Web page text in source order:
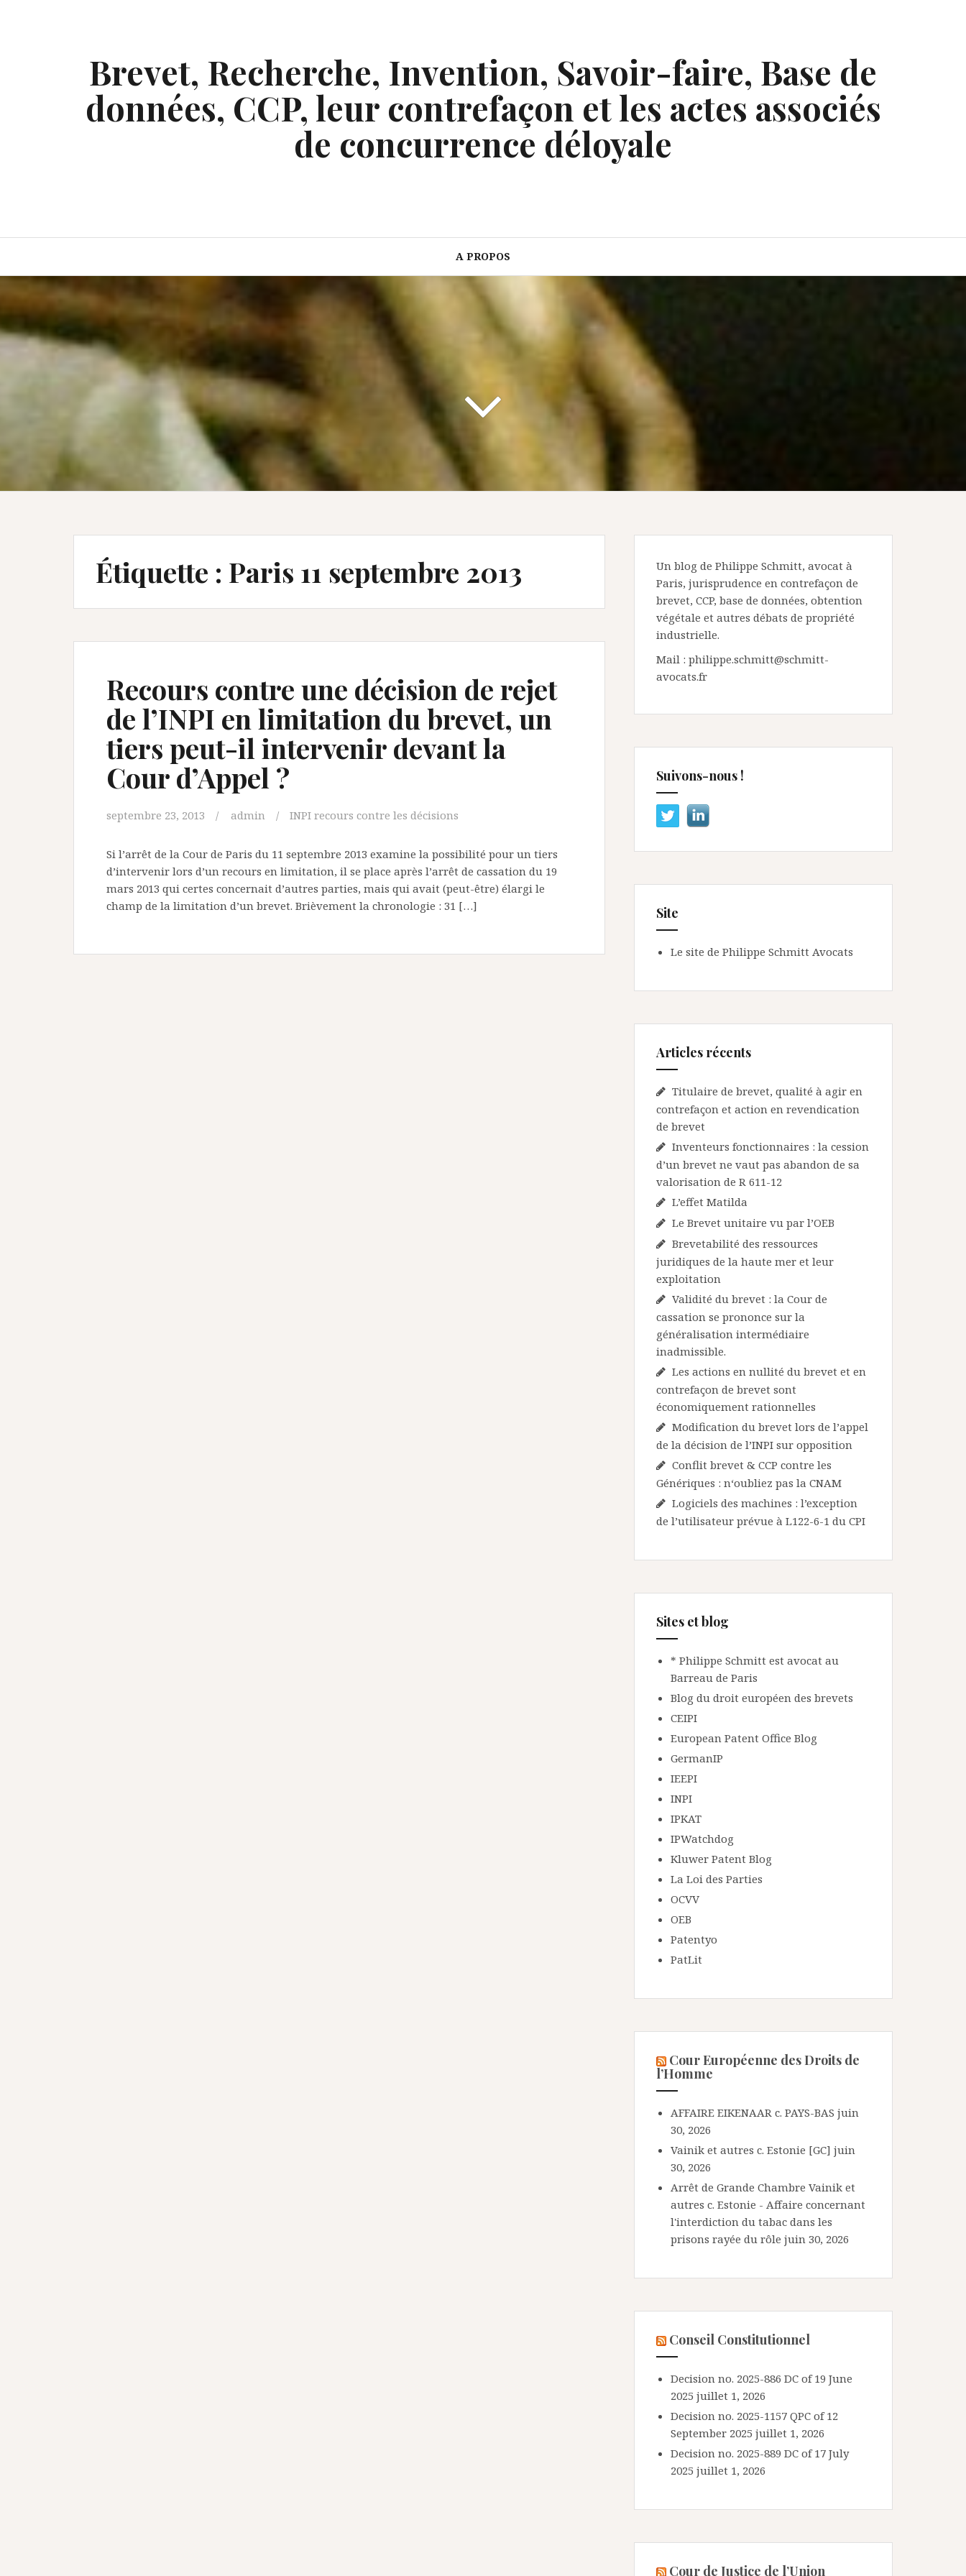
Brevet, Recherche, Invention, Savoir-faire, Base de
données, CCP, leur contrefaçon et les actes associés
de concurrence déloyale
A PROPOS
Étiquette : Paris 11 septembre 2013
Recours contre une décision de rejet
de l’INPI en limitation du brevet, un
tiers peut-il intervenir devant la
Cour d’Appel ?
septembre 23, 2013 admin INPI recours contre les décisions
Si l’arrêt de la Cour de Paris du 11 septembre 2013 examine la possibilité pour un tiers
d’intervenir lors d’un recours en limitation, il se place après l’arrêt de cassation du 19
mars 2013 qui certes concernait d’autres parties, mais qui avait (peut-être) élargi le
champ de la limitation d’un brevet. Brièvement la chronologie : 31 […]
Un blog de Philippe Schmitt, avocat à
Paris, jurisprudence en contrefaçon de
brevet, CCP, base de données, obtention
végétale et autres débats de propriété
industrielle.
Mail : philippe.schmitt@schmitt-
avocats.fr
Suivons-nous !
Site
Le site de Philippe Schmitt Avocats
Articles récents
Titulaire de brevet, qualité à agir en
contrefaçon et action en revendication
de brevet
Inventeurs fonctionnaires : la cession
d’un brevet ne vaut pas abandon de sa
valorisation de R 611-12
L’effet Matilda
Le Brevet unitaire vu par l’OEB
Brevetabilité des ressources
juridiques de la haute mer et leur
exploitation
Validité du brevet : la Cour de
cassation se prononce sur la
généralisation intermédiaire
inadmissible.
Les actions en nullité du brevet et en
contrefaçon de brevet sont
économiquement rationnelles
Modification du brevet lors de l’appel
de la décision de l’INPI sur opposition
Conflit brevet & CCP contre les
Génériques : n‘oubliez pas la CNAM
Logiciels des machines : l’exception
de l’utilisateur prévue à L122-6-1 du CPI
Sites et blog
* Philippe Schmitt est avocat au
Barreau de Paris
Blog du droit européen des brevets
CEIPI
European Patent Office Blog
GermanIP
IEEPI
INPI
IPKAT
IPWatchdog
Kluwer Patent Blog
La Loi des Parties
OCVV
OEB
Patentyo
PatLit
Cour Européenne des Droits de
l’Homme
AFFAIRE EIKENAAR c. PAYS-BAS juin
30, 2026
Vainik et autres c. Estonie [GC] juin
30, 2026
Arrêt de Grande Chambre Vainik et
autres c. Estonie - Affaire concernant
l'interdiction du tabac dans les
prisons rayée du rôle juin 30, 2026
Conseil Constitutionnel
Decision no. 2025-886 DC of 19 June
2025 juillet 1, 2026
Decision no. 2025-1157 QPC of 12
September 2025 juillet 1, 2026
Decision no. 2025-889 DC of 17 July
2025 juillet 1, 2026
Cour de Justice de l’Union